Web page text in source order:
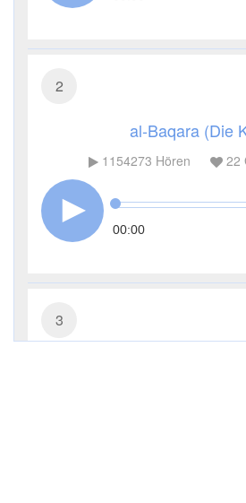
2
al-Baqara (Die
1154273 Hören 22
00:00
3